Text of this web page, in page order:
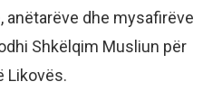
anëtarëve dhe mysafirëve
Shkëlqim Musliun për
Likovës.